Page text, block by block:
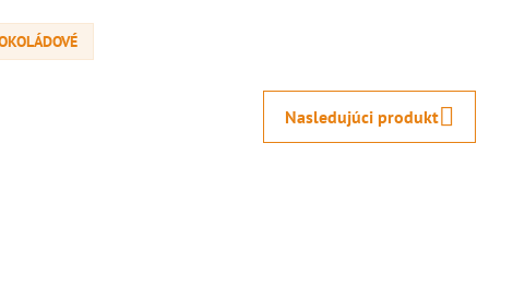
Nasledujúci produkt